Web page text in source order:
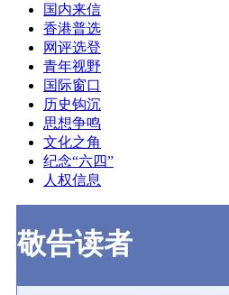
国内来信
香港普选
网评选登
青年视野
国际窗口
历史钩沉
思想争鸣
文化之角
纪念“六四”
人权信息
敬告读者